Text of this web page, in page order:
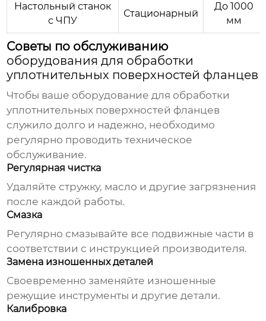
Настольный станок
с ЧПУ
Стационарный
До 1000
мм
Советы по обслуживанию
оборудования для обработки
уплотнительных поверхностей фланцев
Чтобы ваше оборудование для обработки
уплотнительных поверхностей фланцев
служило долго и надежно, необходимо
регулярно проводить техническое
обслуживание.
Регулярная чистка
Удаляйте стружку, масло и другие загрязнения
после каждой работы.
Смазка
Регулярно смазывайте все подвижные части в
соответствии с инструкцией производителя.
Замена изношенных деталей
Своевременно заменяйте изношенные
режущие инструменты и другие детали.
Калибровка